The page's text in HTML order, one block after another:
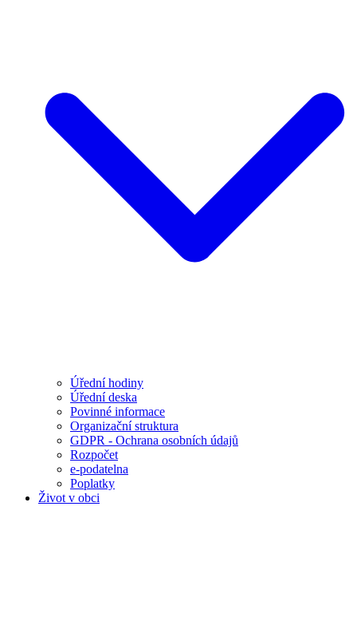
Úřední hodiny
Úřední deska
Povinné informace
Organizační struktura
GDPR - Ochrana osobních údajů
Rozpočet
e-podatelna
Poplatky
Život v obci